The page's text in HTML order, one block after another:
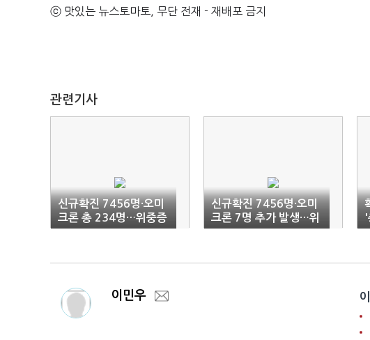
ⓒ 맛있는 뉴스토마토, 무단 전재 - 재배포 금지
관련기사
신규확진 7456명·오미
크론 총 234명…위중증
1068명 '또 최다'(1보)
신규확진 7456명·오미
크론 7명 추가 발생…위
중증 1068명 '최다'(종
'
이민우